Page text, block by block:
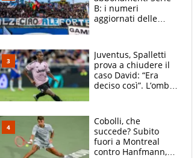
B: i numeri
aggiornati delle
Juventus, Spalletti
prova a chiudere il
caso David: “Era
deciso così”. L’ombra
Cobolli, che
succede? Subito
fuori a Montreal
contro Hanfmann,